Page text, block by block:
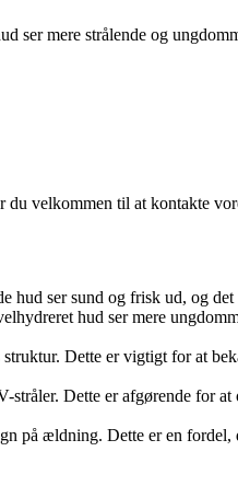
ser mere strålende og
velkommen til at kontakte
hud ser sund og frisk ud, og
hud ser mere
Dette er vigtigt for at
Dette er afgørende for
på ældning. Dette er en